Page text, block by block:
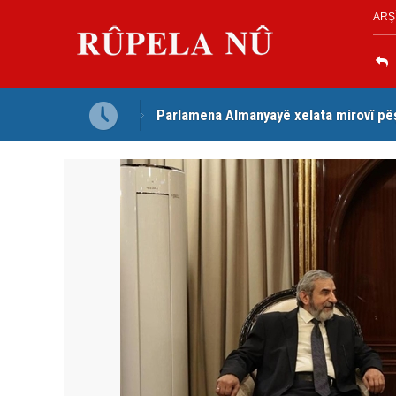
red kir